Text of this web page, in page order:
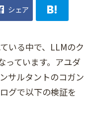
シェア
いる中で、LLMのク
っています。アユダ
サルタントのコガン
グで以下の検証を